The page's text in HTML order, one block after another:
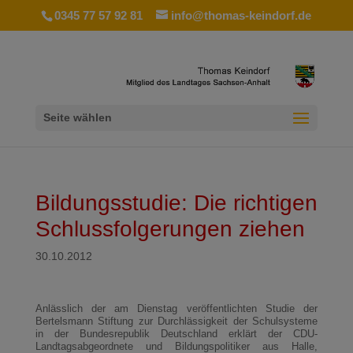
0345 77 57 92 81 info@thomas-keindorf.de
Seite wählen
Bildungsstudie: Die richtigen
Schlussfolgerungen ziehen
30.10.2012
Anlässlich der am Dienstag veröffentlichten Studie der
Bertelsmann Stiftung zur Durchlässigkeit der Schulsysteme
in der Bundesrepublik Deutschland erklärt der CDU-
Landtagsabgeordnete und Bildungspolitiker aus Halle,